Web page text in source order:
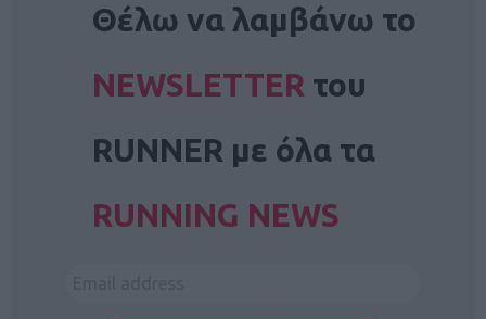
Θέλω να λαμβάνω το
NEWSLETTER του
RUNNER με όλα τα
RUNNING NEWS